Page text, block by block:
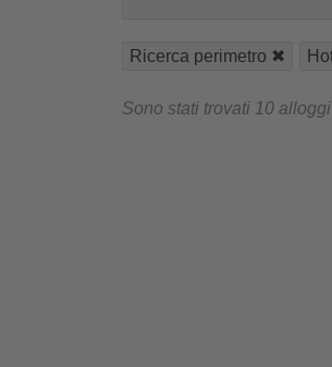
Ricerca perimetro
Sono stati trovati 10